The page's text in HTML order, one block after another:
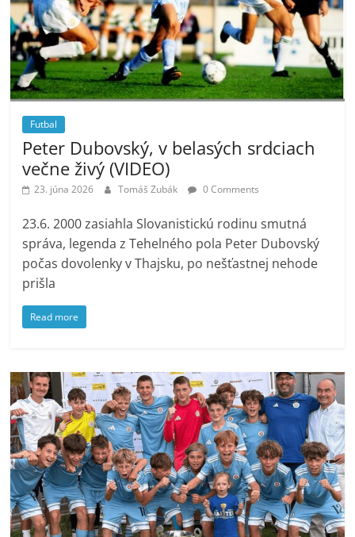
Futbal
Peter Dubovský, v belasých srdciach
večne živý (VIDEO)
23. júna 2026 Tomáš Zubák 0 Comments
23.6. 2000 zasiahla Slovanistickú rodinu smutná
správa, legenda z Tehelného pola Peter Dubovský
počas dovolenky v Thajsku, po nešťastnej nehode
prišla
Read more